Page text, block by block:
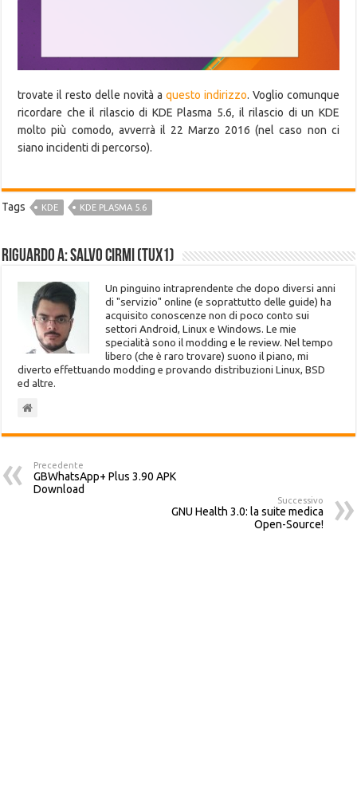
trovate il resto delle novità a questo indirizzo. Voglio comunque
ricordare che il rilascio di KDE Plasma 5.6, il rilascio di un KDE
molto più comodo, avverrà il 22 Marzo 2016 (nel caso non ci
siano incidenti di percorso).
Tags KDE KDE PLASMA 5.6
Riguardo a: Salvo Cirmi (Tux1)
Un pinguino intraprendente che dopo diversi anni
di "servizio" online (e soprattutto delle guide) ha
acquisito conoscenze non di poco conto sui
settori Android, Linux e Windows. Le mie
specialità sono il modding e le review. Nel tempo
libero (che è raro trovare) suono il piano, mi
diverto effettuando modding e provando distribuzioni Linux, BSD
ed altre.
Precedente
GBWhatsApp+ Plus 3.90 APK
Download
Successivo
GNU Health 3.0: la suite medica
Open-Source!